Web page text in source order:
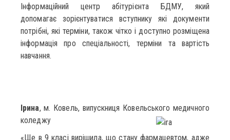
Інформаційний центр абітурієнта БДМУ, який
допомагає зорієнтуватися вступнику які документи
потрібні, які терміни, також чітко і доступно розміщена
інформація про спеціальності, терміни та вартість
навчання.
Ірина, м. Ковель, випускниця Ковельського медичного
коледжу
«Ще в 9 класі вирішила, що стану фармацевтом, адже